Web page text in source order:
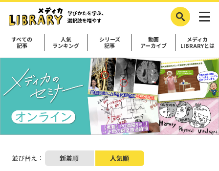
学びかたを学ぶ、
選択肢を増やす
すべての
記事
人気
ランキング
シリーズ
記事
動画
アーカイブ
メディカ
LIBRARYとは
並び替え： 新着順 人気順